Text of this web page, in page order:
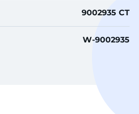
9002935 CT
W-9002935